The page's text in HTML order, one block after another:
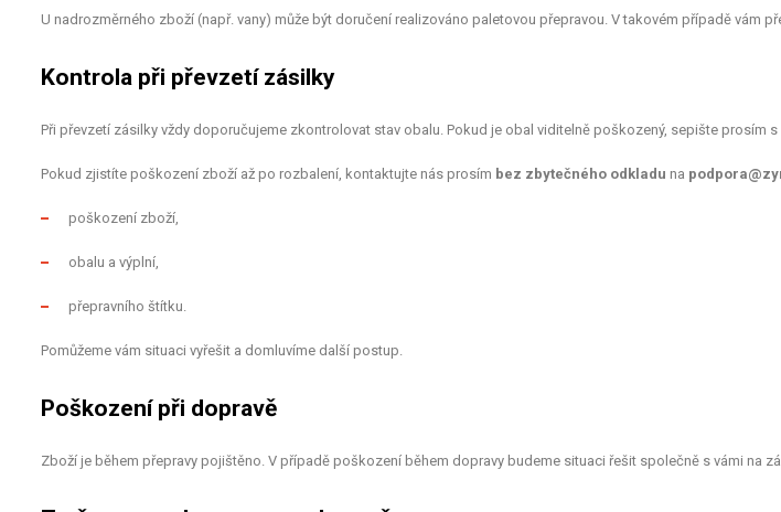
U nadrozměrného zboží (např. vany) může být doručení realizováno paletovou přepravou. V takovém případě vám
Kontrola při převzetí zásilky
Při převzetí zásilky vždy doporučujeme zkontrolovat stav obalu. Pokud je obal viditelně poškozený, sepište prosím s
Pokud zjistíte poškození zboží až po rozbalení, kontaktujte nás prosím bez zbytečného odkladu na
poškození zboží,
obalu a výplní,
přepravního štítku.
Pomůžeme vám situaci vyřešit a domluvíme další postup.
Poškození při dopravě
Zboží je během přepravy pojištěno. V případě poškození během dopravy budeme situaci řešit společně s vámi na